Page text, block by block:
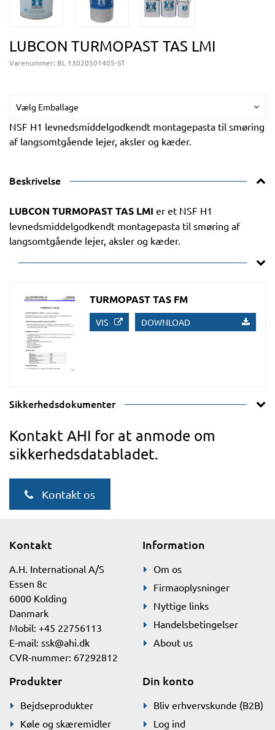
LUBCON TURMOPAST TAS LMI
Varenummer: BL 13020501405-ST
Vælg Emballage
NSF H1 levnedsmiddelgodkendt montagepasta til smøring
af langsomtgående lejer, aksler og kæder.
Beskrivelse
LUBCON TURMOPAST TAS LMI er et NSF H1
levnedsmiddelgodkendt montagepasta til smøring af
langsomtgående lejer, aksler og kæder.
TURMOPAST TAS FM
VIS DOWNLOAD
Sikkerhedsdokumenter
Kontakt AHI for at anmode om
sikkerhedsdatabladet.
Kontakt os
Kontakt
A.H. International A/S
Essen 8c
6000 Kolding
Danmark
Mobil: +45 22756113
E-mail: ssk@ahi.dk
CVR-nummer: 67292812
Information
Om os
Firmaoplysninger
Nyttige links
Handelsbetingelser
About us
Produkter
Bejdseprodukter
Køle og skæremidler
Din konto
Bliv erhvervskunde (B2B)
Log ind